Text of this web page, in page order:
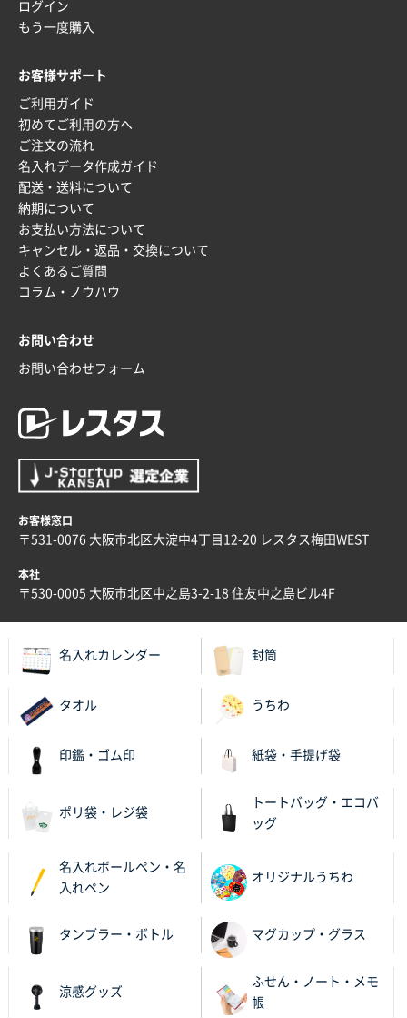
ログイン
もう一度購入
お客様サポート
ご利用ガイド
初めてご利用の方へ
ご注文の流れ
名入れデータ作成ガイド
配送・送料について
納期について
お支払い方法について
キャンセル・返品・交換について
よくあるご質問
コラム・ノウハウ
お問い合わせ
お問い合わせフォーム
お客様窓口
〒531-0076 大阪市北区大淀中4丁目12-20 レスタス梅田WEST
本社
〒530-0005 大阪市北区中之島3-2-18 住友中之島ビル4F
名入れカレンダー 封筒
タオル うちわ
印鑑・ゴム印 紙袋・手提げ袋
ポリ袋・レジ袋
トートバッグ・エコバ
ッグ
名入れボールペン・名
入れペン
オリジナルうちわ
タンブラー・ボトル マグカップ・グラス
涼感グッズ
ふせん・ノート・メモ
帳